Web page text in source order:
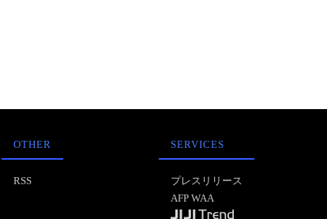
OTHER
RSS
SERVICES
プレスリリース
AFP WAA